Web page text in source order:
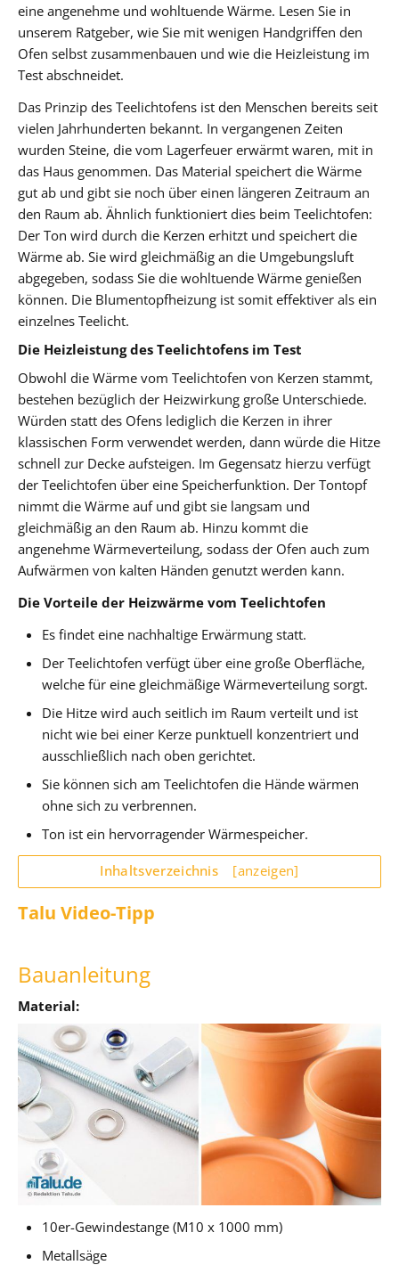
eine angenehme und wohltuende Wärme. Lesen Sie in
unserem Ratgeber, wie Sie mit wenigen Handgriffen den
Ofen selbst zusammenbauen und wie die Heizleistung im
Test abschneidet.
Das Prinzip des Teelichtofens ist den Menschen bereits seit
vielen Jahrhunderten bekannt. In vergangenen Zeiten
wurden Steine, die vom Lagerfeuer erwärmt waren, mit in
das Haus genommen. Das Material speichert die Wärme
gut ab und gibt sie noch über einen längeren Zeitraum an
den Raum ab. Ähnlich funktioniert dies beim Teelichtofen:
Der Ton wird durch die Kerzen erhitzt und speichert die
Wärme ab. Sie wird gleichmäßig an die Umgebungsluft
abgegeben, sodass Sie die wohltuende Wärme genießen
können. Die Blumentopfheizung ist somit effektiver als ein
einzelnes Teelicht.
Die Heizleistung des Teelichtofens im Test
Obwohl die Wärme vom Teelichtofen von Kerzen stammt,
bestehen bezüglich der Heizwirkung große Unterschiede.
Würden statt des Ofens lediglich die Kerzen in ihrer
klassischen Form verwendet werden, dann würde die Hitze
schnell zur Decke aufsteigen. Im Gegensatz hierzu verfügt
der Teelichtofen über eine Speicherfunktion. Der Tontopf
nimmt die Wärme auf und gibt sie langsam und
gleichmäßig an den Raum ab. Hinzu kommt die
angenehme Wärmeverteilung, sodass der Ofen auch zum
Aufwärmen von kalten Händen genutzt werden kann.
Die Vorteile der Heizwärme vom Teelichtofen
Es findet eine nachhaltige Erwärmung statt.
Der Teelichtofen verfügt über eine große Oberfläche,
welche für eine gleichmäßige Wärmeverteilung sorgt.
Die Hitze wird auch seitlich im Raum verteilt und ist
nicht wie bei einer Kerze punktuell konzentriert und
ausschließlich nach oben gerichtet.
Sie können sich am Teelichtofen die Hände wärmen
ohne sich zu verbrennen.
Ton ist ein hervorragender Wärmespeicher.
Inhaltsverzeichnis [anzeigen]
Talu Video-Tipp
Bauanleitung
Material:
10er-Gewindestange (M10 x 1000 mm)
Metallsäge